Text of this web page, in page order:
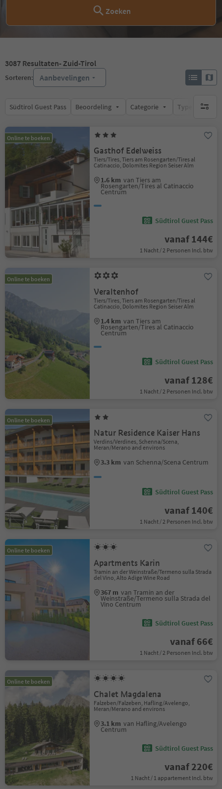
Zoeken
3087 Resultaten- Zuid-Tirol
Sorteren: Aanbevelingen
Südtirol Guest Pass Beoordeling Categorie Type catering
geen
Online te boeken
Gasthof Edelweiss
Tiers/Tires, Tiers am Rosengarten/Tires al
Catinaccio, Dolomites Region Seiser Alm
1.6 km van Tiers am
Rosengarten/Tires al Catinaccio
Centrum
Südtirol Guest Pass
vanaf 144€
1 Nacht / 2 Personen Incl. btw
Online te boeken
Veraltenhof
Tiers/Tires, Tiers am Rosengarten/Tires al
Catinaccio, Dolomites Region Seiser Alm
1.4 km van Tiers am
Rosengarten/Tires al Catinaccio
Centrum
Südtirol Guest Pass
vanaf 128€
1 Nacht / 2 Personen Incl. btw
Online te boeken
Natur Residence Kaiser Hans
Verdins/Verdines, Schenna/Scena,
Meran/Merano and environs
3.3 km van Schenna/Scena Centrum
Südtirol Guest Pass
vanaf 140€
1 Nacht / 2 Personen Incl. btw
Online te boeken
Apartments Karin
Tramin an der Weinstraße/Termeno sulla Strada
del Vino, Alto Adige Wine Road
367 m van Tramin an der
Weinstraße/Termeno sulla Strada del
Vino Centrum
Südtirol Guest Pass
vanaf 66€
1 Nacht / 2 Personen Incl. btw
Online te boeken
Chalet Magdalena
Falzeben/Falzeben, Hafling/Avelengo,
Meran/Merano and environs
3.1 km van Hafling/Avelengo
Centrum
Südtirol Guest Pass
vanaf 220€
1 Nacht / 1 appartement Incl. btw